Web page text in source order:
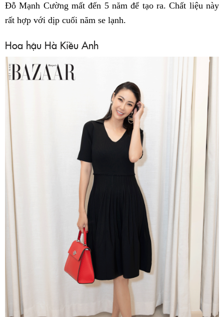
Đỗ Mạnh Cường mất đến 5 năm để tạo ra. Chất liệu này
rất hợp với dịp cuối năm se lạnh.
Hoa hậu Hà Kiều Anh